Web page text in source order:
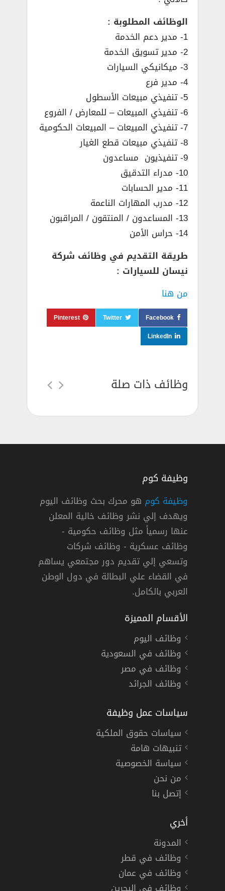
الوظائف المطلوبة :
1- مدير دعم الخدمة
2- مدير تسويق الخدمة
3- ميكانيكي السيارات
4- مدير فرع
5- تنفيذي مبيعات الأسطول
6- تنفيذي المبيعات – للمعارض / الفروع
7- تنفيذي المبيعات – المبيعات الحكومية
8- تنفيذي مبيعات قطع الغيار
9- تنفيذيون مساعدون
10- مدراء التدقيق
11- مدير الحسابات
12- مدرب المهارات الناعمة
13- المساعدون / المنتقون / المراقبون
14- حراس الأمن
طريقة التقديم في وظائف شركة
نيسان للسيارات :
من هنا
Facebook
Twitter
Pinterest
LinkedIn
وظائف ذات صلة
عمانتل للاتصالات في سلطنة عمان
دوام كامل
وظيفة كوم
وظيفة كوم هو محرك بحث وظائف اليوم
ويهدف إلي نشر وظائف خالية المعلن
عنها رسمياً مثل وظائف حكومية -
وظائف عسكرية - وظائف شركات
وتسعي إلي تقديم دور مجتمعي يساهم
في القضاء علي البطالة في دول الوطن
العربي بالكامل.
الأقسام المميزة
وظائف اليوم
وظائف في السعودية
وظائف في مصر
وظائف الجرائد
سياسات عمل وظيفة
سياسات حقوق الملكية
تنبيهات هامة
سياسة الخصوصية
من نحن
إتصل بنا
أخري
المدونة
وظائف في قطر
وظائف في عمان